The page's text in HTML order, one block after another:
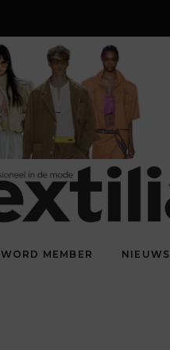
WORD MEMBER NIEUWS